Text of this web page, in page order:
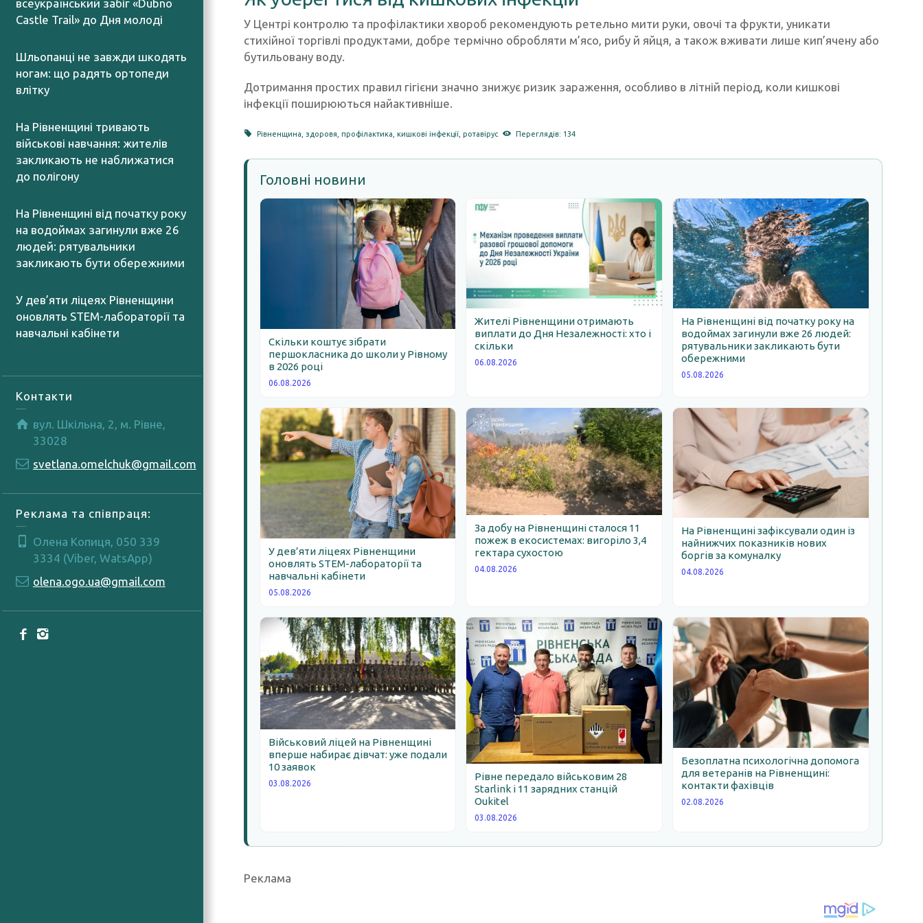
всеукраїнський забіг «Dubno
Castle Trail» до Дня молоді
Шльопанці не завжди шкодять
ногам: що радять ортопеди
влітку
На Рівненщині тривають
військові навчання: жителів
закликають не наближатися
до полігону
На Рівненщині від початку року
на водоймах загинули вже 26
людей: рятувальники
закликають бути обережними
У дев’яти ліцеях Рівненщини
оновлять STEM-лабораторії та
навчальні кабінети
Контакти
вул. Шкільна, 2, м. Рівне,
33028
svetlana.omelchuk@gmail.com
Реклама та співпраця:
Олена Копиця, 050 339
3334 (Viber, WatsApp)
olena.ogo.ua@gmail.com
У Центрі контролю та профілактики хвороб рекомендують ретельно мити руки, овочі та фрукти, уникати
стихійної торгівлі продуктами, добре термічно обробляти м’ясо, рибу й яйця, а також вживати лише кип’ячену або
бутильовану воду.
Дотримання простих правил гігієни значно знижує ризик зараження, особливо в літній період, коли кишкові
інфекції поширюються найактивніше.
Рівненщина ,здоровя ,профілактика ,кишкові інфекції ,ротавірус Переглядів: 134
Головні новини
Скільки коштує зібрати
першокласника до школи у Рівному
в 2026 році
06.08.2026
Жителі Рівненщини отримають
виплати до Дня Незалежності: хто і
скільки
06.08.2026
На Рівненщині від початку року на
водоймах загинули вже 26 людей:
рятувальники закликають бути
обережними
05.08.2026
У дев’яти ліцеях Рівненщини
оновлять STEM-лабораторії та
навчальні кабінети
05.08.2026
За добу на Рівненщині сталося 11
пожеж в екосистемах: вигоріло 3,4
гектара сухостою
04.08.2026
На Рівненщині зафіксували один із
найнижчих показників нових
боргів за комуналку
04.08.2026
Військовий ліцей на Рівненщині
вперше набирає дівчат: уже подали
10 заявок
03.08.2026
Рівне передало військовим 28
Starlink і 11 зарядних станцій
Oukitel
03.08.2026
Безоплатна психологічна допомога
для ветеранів на Рівненщині:
контакти фахівців
02.08.2026
Реклама